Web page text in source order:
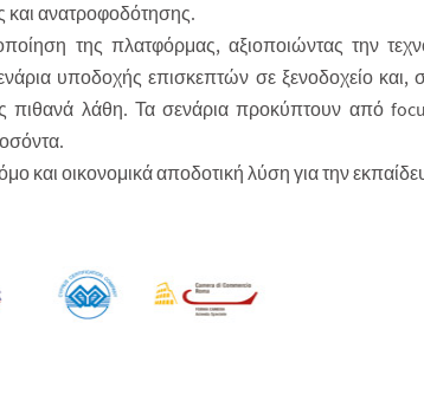
ανατροφοδότησης.
της πλατφόρμας, αξιοποιώντας την
υποδοχής επισκεπτών σε ξενοδοχείο
λάθη. Τα σενάρια προκύπτουν από
και οικονομικά αποδοτική λύση για την